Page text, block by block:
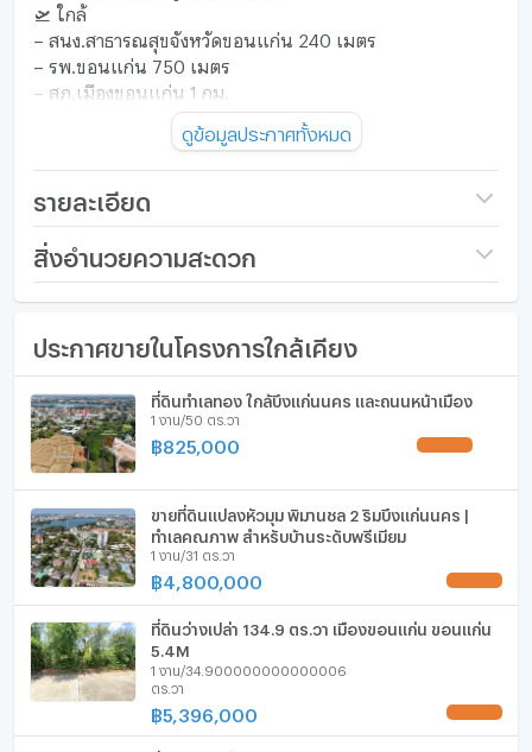
🛫 ใกล้
– สนง.สาธารณสุขจังหวัดขอนแก่น 240 เมตร
– รพ.ขอนแก่น 750 เมตร
– สภ.เมืองขอนแก่น 1 กม.
🔖 ตารางวาละ 35,000 บาท (ค่าใช้จ่ายวันโอนชำระฝ่ายละครึ่ง)
.
Fine The Dream Home Together.
#บ้านขอนแก่น #ที่ดินขอนแก่น #กลางเมืองขอนแก่น #โรง
ดูข้อมูลประกาศทั้งหมด
รายละเอียด
ราคา 5,460,000
(35,000 บาท/ตร.วา)
ลึก (เมตร)
สิ่งอำนวยความสะดวก
เฟอร์นิเจอร์
โทรศัพท์บ้าน
เครื่องปรับอากาศ
เครื่องทำน้ำร้อน/น้ำอุ่น
ประตูห้องระบบ digital lock
อ่างอาบน้ำ
TV
เตาปรุงอาหาร
ตู้เย็น
เครื่องดูดควัน
ประกาศขายในโครงการใกล้เคียง
ที่ดินทำเลทอง ใกล้บึงแก่นนคร และถนนหน้าเมือง
1 งาน/50 ตร.วา
฿825,000
ขายที่ดินแปลงหัวมุม พิมานชล 2 ริมบึงแก่นนคร |
ทำเลคุณภาพ สำหรับบ้านระดับพรีเมียม
1 งาน/31 ตร.วา
฿ 4,800,000
ที่ดินว่างเปล่า 134.9 ตร.วา เมืองขอนแก่น ขอนแก่น
5.4M
1 งาน/34.900000000000006
ตร.วา
฿5,396,000